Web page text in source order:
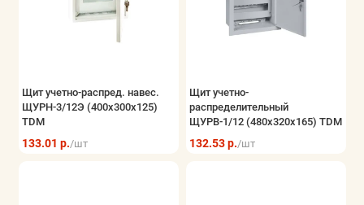
Щит учетно-распред. навес.
ЩУРН-3/12Э (400х300х125)
TDM
133.01 р./шт
Щит учетно-
распределительный
ЩУРВ-1/12 (480х320х165) TDM
132.53 р./шт